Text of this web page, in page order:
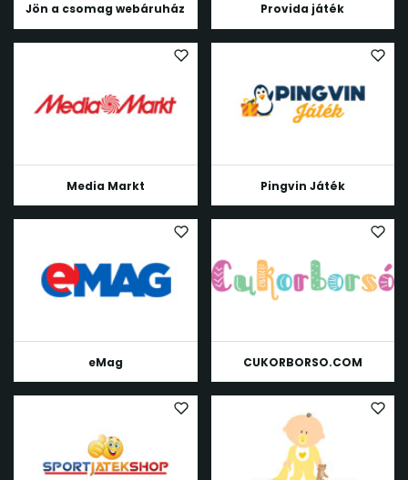
Jön a csomag webáruház Provida játék
Media Markt Pingvin Játék
eMag CUKORBORSO.COM